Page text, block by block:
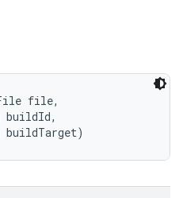
file,
buildId,
buildTarget)